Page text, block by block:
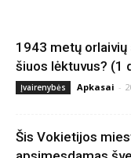
1943 metų
šiuos lėktuvus? (1
Įvairenybės Apkasai -
Šis Vokietijos